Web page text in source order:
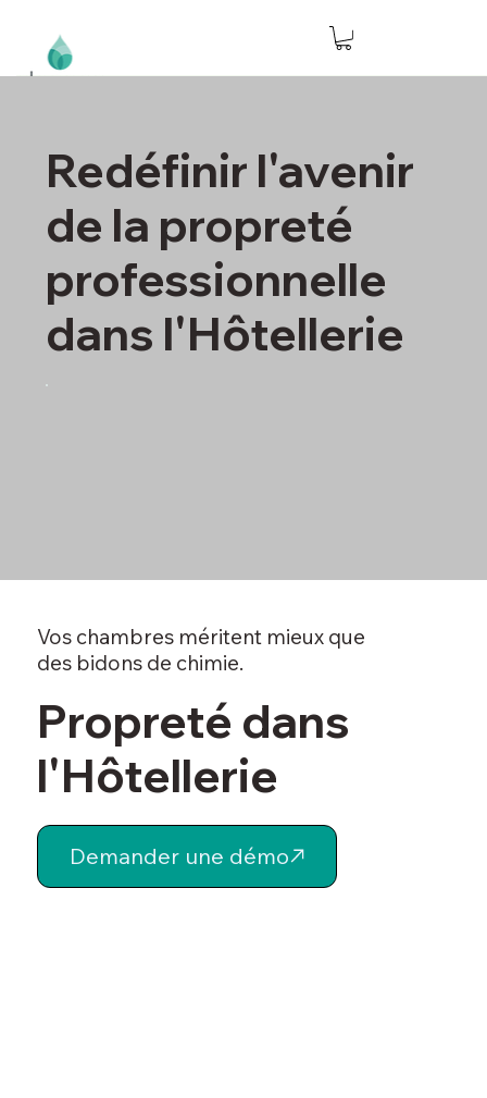
Redéfinir l'avenir
de la propreté
professionnelle
dans l'Hôtellerie
Vos chambres méritent mieux que
des bidons de chimie.
Propreté dans
l'Hôtellerie
Demander une démo